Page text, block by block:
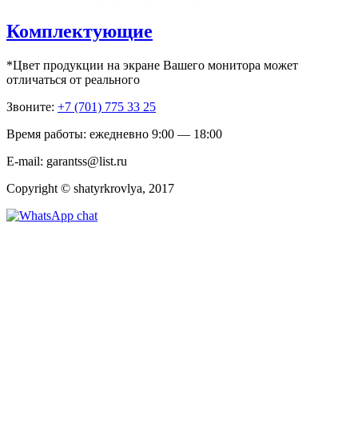
Комплектующие
*Цвет продукции на экране Вашего монитора может
отличаться от реального
Звоните: +7 (701) 775 33 25
Время работы: ежедневно 9:00 — 18:00
E-mail: garantss@list.ru
Copyright © shatyrkrovlya, 2017